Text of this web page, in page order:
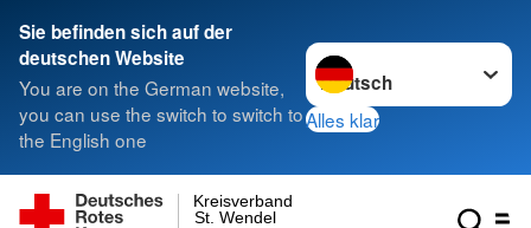
Sie befinden sich auf der
deutschen Website
You are on the German website,
you can use the switch to switch to
the English one
Sprache wechseln zu
Alles klar
St. Wendel
Kreisverband